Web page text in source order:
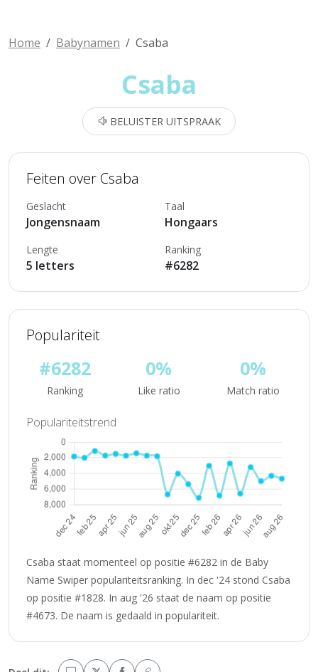
Home Babynamen Csaba
Csaba
BELUISTER UITSPRAAK
Feiten over Csaba
Geslacht
Jongensnaam
Taal
Hongaars
Lengte
5 letters
Ranking
#6282
Populariteit
#6282
Ranking
0%
Like ratio
0%
Match ratio
Populariteitstrend
Csaba staat momenteel op positie #6282 in de Baby
Name Swiper populariteitsranking. In dec '24 stond Csaba
op positie #1828. In aug '26 staat de naam op positie
#4673. De naam is gedaald in populariteit.